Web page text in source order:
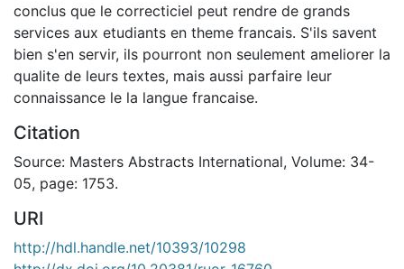
conclus que le correcticiel peut rendre de grands
services aux etudiants en theme francais. S'ils savent
bien s'en servir, ils pourront non seulement ameliorer la
qualite de leurs textes, mais aussi parfaire leur
connaissance le la langue francaise.
Citation
Source: Masters Abstracts International, Volume: 34-
05, page: 1753.
URI
http://hdl.handle.net/10393/10298